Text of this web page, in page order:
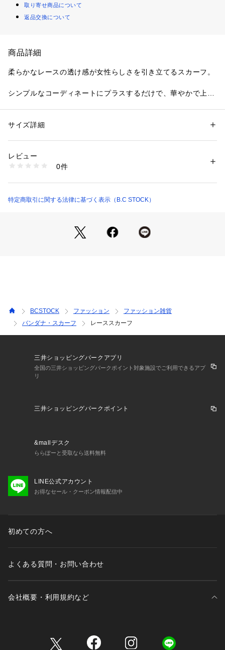
取り寄せ商品について
返品交換について
商品詳細
柔らかなレースの透け感が女性らしさを引き立てるスカーフ。
シンプルなコーディネートにプラスするだけで、華やかで上品
※こちらの商品は、B.C STOCKでの取り扱いになります。 直
接店舗へお問い合わせの際はB.C STOCK店舗へお願い致しま
ります。またパソコン・スマートフォンなどの環境により、若
性別：レディース
商品番号：
26096710000120 （ショップ）
サイズ詳細
レビュー
0件
特定商取引に関する法律に基づく表示（B.C STOCK）
BCSTOCK ファッション
ファッション雑貨
バンダナ・スカーフ
レーススカーフ
三井ショッピングパークアプリ
全国の三井ショッピングパークポイント対象施設でご利用できるアプ
リ
三井ショッピングパークポイント
&mallデスク
ららぽーと受取なら送料無料
LINE公式アカウント
お得なセール・クーポン情報配信中
初めての方へ
よくある質問・お問い合わせ
会社概要・利用規約など